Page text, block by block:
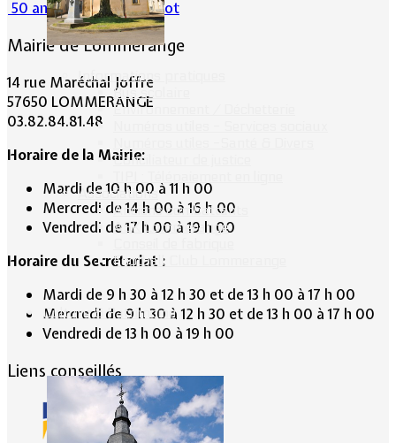
Informations pratiques
Bus scolaire
Environnement / Déchetterie
Conciliateur de justice
Associations
Anciens combattants
ASK Lommerange
Football Club Lommerange
Culture & Patrimoine
50 ans d’histoires de foot
Mairie de Lommerange
14 rue Maréchal Joffre
57650 LOMMERANGE
03.82.84.81.48
Horaire de la Mairie:
Mardi de 10 h 00 à 11 h 00
Mercredi de 14 h 00 à 16 h 00
Vendredi de 17 h 00 à 19 h 00
Horaire du Secrétariat :
Mardi de 9 h 30 à 12 h 30 et de 13 h 00 à 17 h 00
Mercredi de 9 h 30 à 12 h 30 et de 13 h 00 à 17 h 00
Vendredi de 13 h 00 à 19 h 00
Liens conseillés